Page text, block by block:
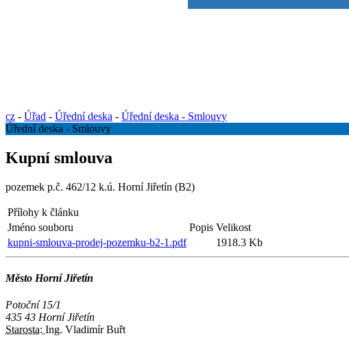
cz - Úřad - Úřední deska - Úřední deska - Smlouvy
Úřední deska - Smlouvy
Kupní smlouva
pozemek p.č. 462/12 k.ú. Horní Jiřetín (B2)
Přílohy k článku
Jméno souboru
Popis Velikost
kupni-smlouva-prodej-pozemku-b2-1.pdf
1918.3 Kb
Město Horní Jiřetín
Potoční 15/1
435 43 Horní Jiřetín
Starosta: Ing. Vladimír Buřt